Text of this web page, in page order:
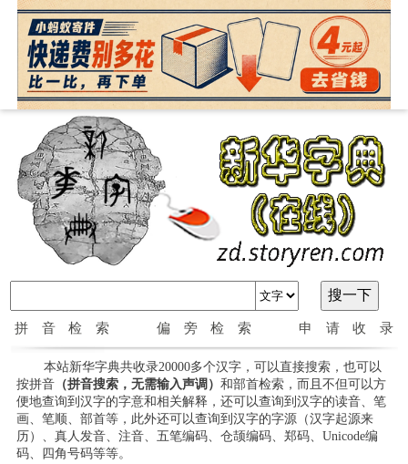
拼音检索 偏旁检索 申请收录
本站新华字典共收录20000多个汉字，可以直接搜索，也可以
按拼音（拼音搜索，无需输入声调） 和部首检索，而且不但可以方
便地查询到汉字的字意和相关解释，还可以查询到汉字的读音、笔
画、笔顺、部首等，此外还可以查询到汉字的字源（汉字起源来
历）、真人发音、注音、五笔编码、仓颉编码、郑码、Unicode编
码、四角号码等等。